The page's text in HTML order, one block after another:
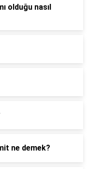
olduğu nasıl
ne demek?